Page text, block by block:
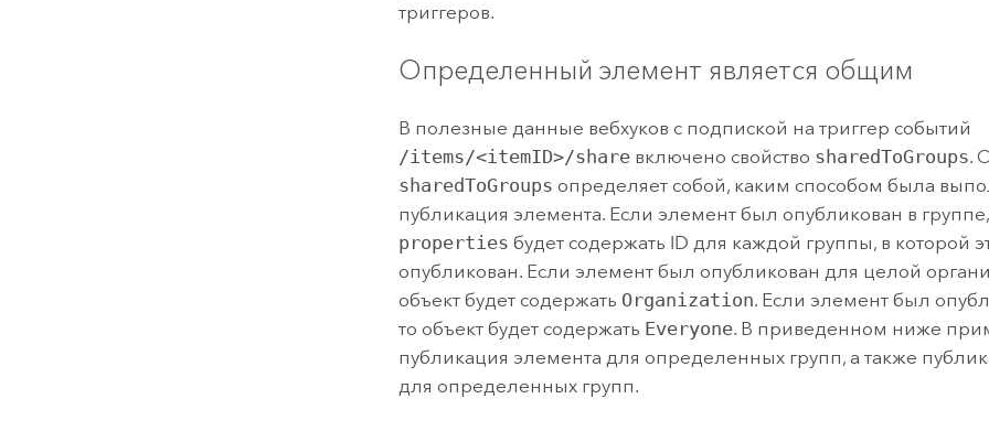
триггеров.
Определенный элемент является общим
В полезные данные вебхуков с подпиской на триггер событий
/items/<itemID>/share включено свойство sharedToGroups.
sharedToGroups определяет собой, каким способом была
публикация элемента. Если элемент был опубликован в группе,
properties будет содержать ID для каждой группы, в которой
опубликован. Если элемент был опубликован для целой
объект будет содержать Organization. Если элемент был
то объект будет содержать Everyone. В приведенном ниже
публикация элемента для определенных групп, а также
для определенных групп.